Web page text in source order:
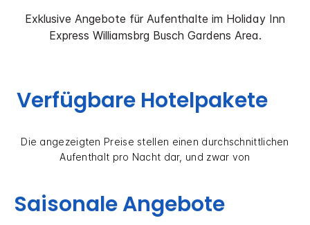
Exklusive Angebote für Aufenthalte im Holiday Inn
Express Williamsbrg Busch Gardens Area.
Verfügbare Hotelpakete
Die angezeigten Preise stellen einen durchschnittlichen
Aufenthalt pro Nacht dar, und zwar von
Saisonale Angebote